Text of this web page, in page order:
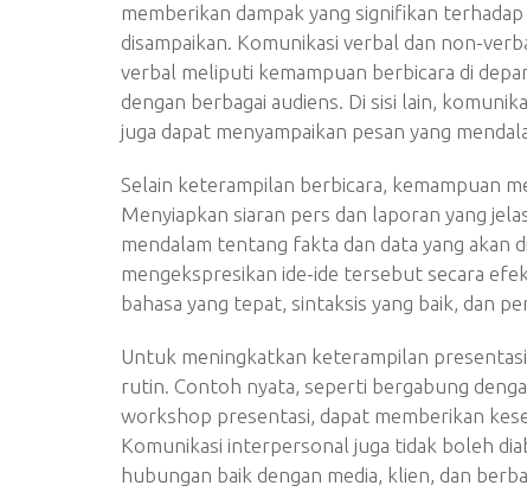
memberikan dampak yang signifikan
disampaikan. Komunikasi verbal dan non-
verbal meliputi kemampuan berbicara di
dengan berbagai audiens. Di sisi lain,
juga dapat menyampaikan pesan yang
Selain keterampilan berbicara, kemampuan
Menyiapkan siaran pers dan laporan yang
mendalam tentang fakta dan data yang akan
mengekspresikan ide-ide tersebut secara
bahasa yang tepat, sintaksis yang baik, dan
Untuk meningkatkan keterampilan
rutin. Contoh nyata, seperti bergabung
workshop presentasi, dapat memberikan
Komunikasi interpersonal juga tidak boleh
hubungan baik dengan media, klien, dan